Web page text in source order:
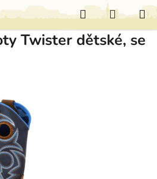
Hledat
KOŠÍK
Twister dětské, se